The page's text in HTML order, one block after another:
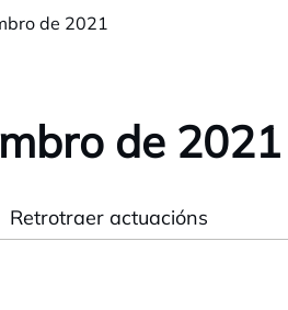
de 2021
de 2021
Retrotraer actuacións